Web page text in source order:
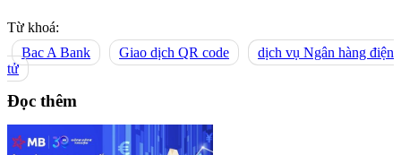
Từ khoá:
Bac A Bank
Giao dịch QR code
dịch vụ Ngân hàng điện
tử
Đọc thêm